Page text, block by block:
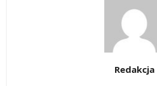
Redakcja